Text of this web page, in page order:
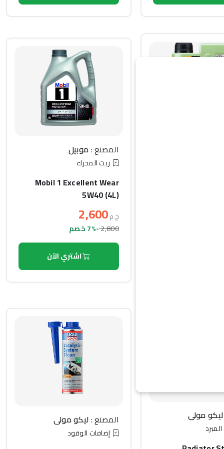
المصنع :موبيل
زيت المحرك
Mobil 1 Excellent Wear
5W40 (4L)
ج.م2,600
2,800-7% خصم
اشتري الآن
ليكو مولي المصنع :ليكو مولي
إضافات الوقود